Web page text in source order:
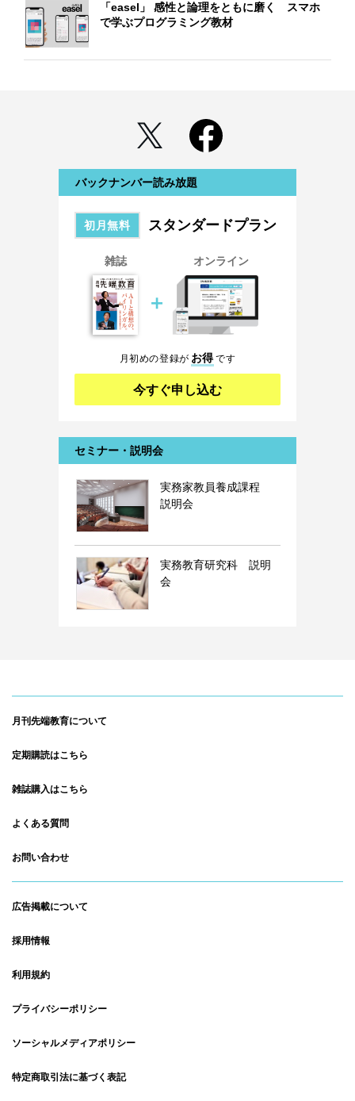
「easel」 感性と論理をともに磨く スマホ
で学ぶプログラミング教材
バックナンバー読み放題
初月無料 スタンダードプラン
雑誌
＋
オンライン
月初めの登録が お得です
今すぐ申し込む
セミナー・説明会
実務家教員養成課程
説明会
実務教育研究科 説明
会
月刊先端教育について
定期購読はこちら
雑誌購入はこちら
よくある質問
お問い合わせ
広告掲載について
採用情報
利用規約
プライバシーポリシー
ソーシャルメディアポリシー
特定商取引法に基づく表記